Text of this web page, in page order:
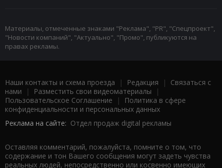
Материалы, отмеченные знаками "Реклама", "PR", "Спецпроект",
"Новости компаний", "Актуально", "Промо", публикуются на
правах рекламы.
Наши контакты и схема проезда | Редакция | Связаться с
нами | Разместить свои видеоматериалы |
Пользовательское Соглашение |
Политика в сфере
конфиденциальности и персональных данных
Реклама на сайте: Отдел продаж digital рекламы
Оставляя комментарий, пожалуйста, помните о том, что
содержание и тон Вашего сообщения могут задеть чувства
реальных людей, непосредственно или косвенно имеющих